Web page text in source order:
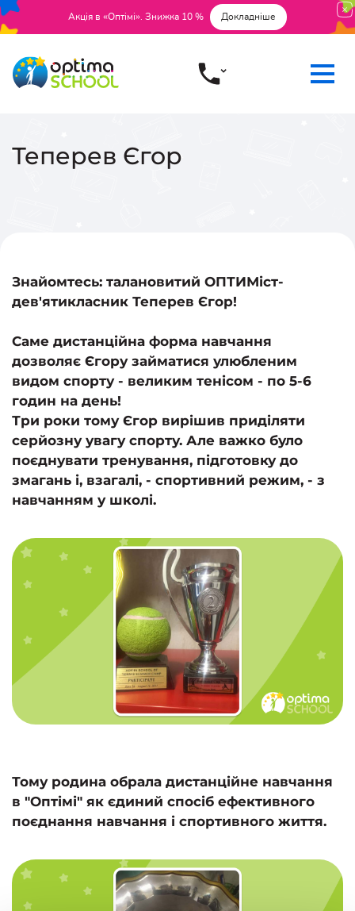
Акція в «Оптімі». Знижка 10 % Докладніше
Теперев Єгор
Знайомтесь: талановитий ОПТИМіст-
дев'ятикласник Теперев Єгор!
Саме дистанційна форма навчання
дозволяє Єгору займатися улюбленим
видом спорту - великим тенісом - по 5-6
годин на день!
Три роки тому Єгор вирішив приділяти
серйозну увагу спорту. Але важко було
поєднувати тренування, підготовку до
змагань і, взагалі, - спортивний режим, - з
навчанням у школі.
Тому родина обрала дистанційне навчання
в "Оптімі" як єдиний спосіб ефективного
поєднання навчання і спортивного життя.